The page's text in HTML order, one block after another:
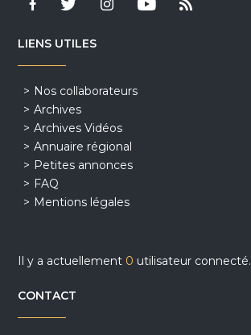
LIENS UTILES
Nos collaborateurs
Archives
Archives Vidéos
Annuaire régional
Petites annonces
FAQ
Mentions légales
Il y a actuellement 0 utilisateur connecté.
CONTACT